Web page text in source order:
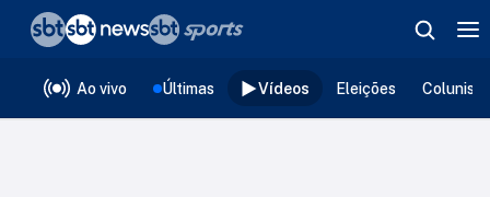
Ao vivo Últimas Vídeos Eleições
❮voltar
Editorias